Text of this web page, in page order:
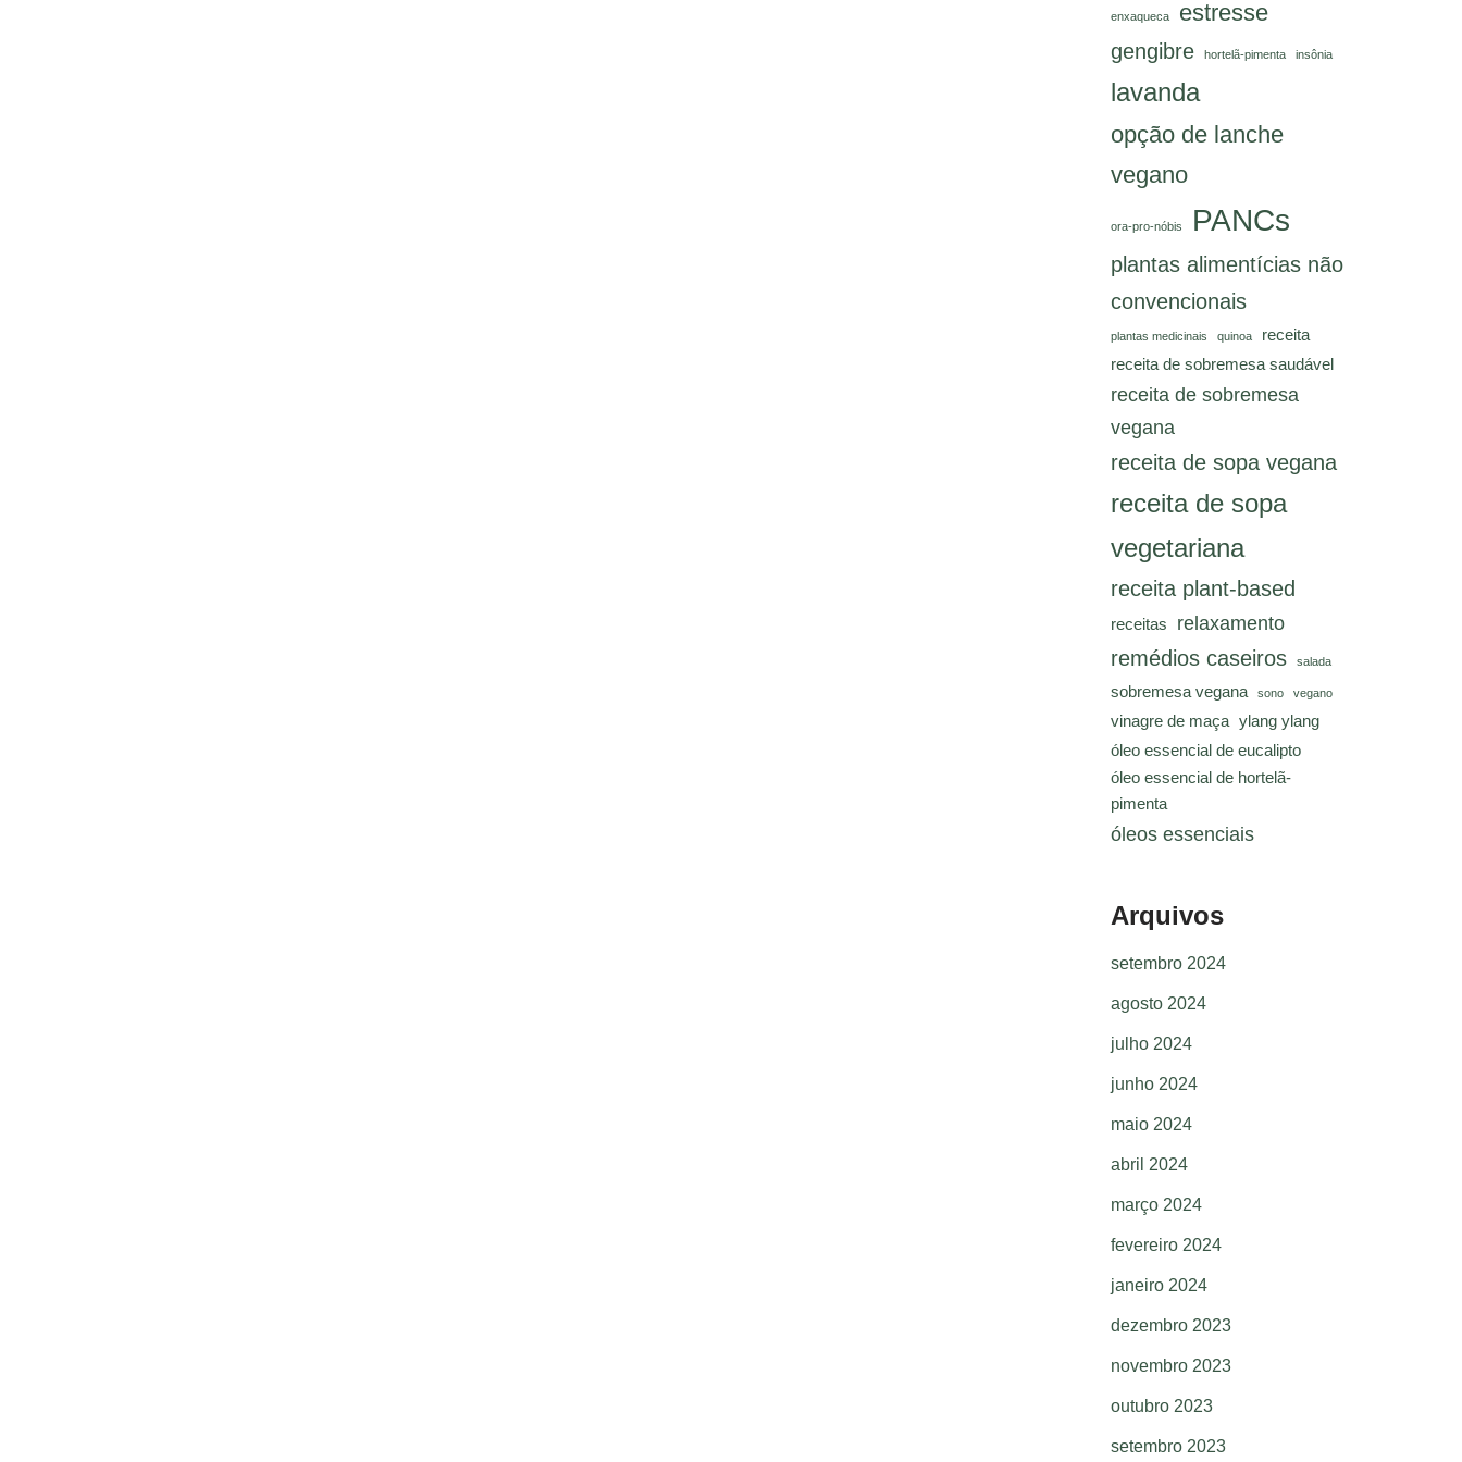
enxaqueca estresse
gengibre hortelã-pimenta insônia
lavanda
opção de lanche
vegano
ora-pro-nóbis PANCs
plantas alimentícias não
convencionais
plantas medicinais quinoa
receita
receita de sobremesa saudável
receita de sobremesa
vegana
receita de sopa vegana
receita de sopa
vegetariana
receita plant-based
receitas relaxamento
remédios caseiros salada
sobremesa vegana sono vegano
vinagre de maça ylang ylang
óleo essencial de eucalipto
óleo essencial de hortelã-
pimenta
óleos essenciais
Arquivos
setembro 2024
agosto 2024
julho 2024
junho 2024
maio 2024
abril 2024
março 2024
fevereiro 2024
janeiro 2024
dezembro 2023
novembro 2023
outubro 2023
setembro 2023